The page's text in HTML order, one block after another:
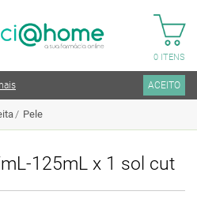
0 ITENS
ACEITO
Pele
125mL x 1 sol cut